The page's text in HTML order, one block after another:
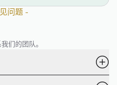
问题 -
们的团队。
注册在互联网服务提供商 (ISP) 下